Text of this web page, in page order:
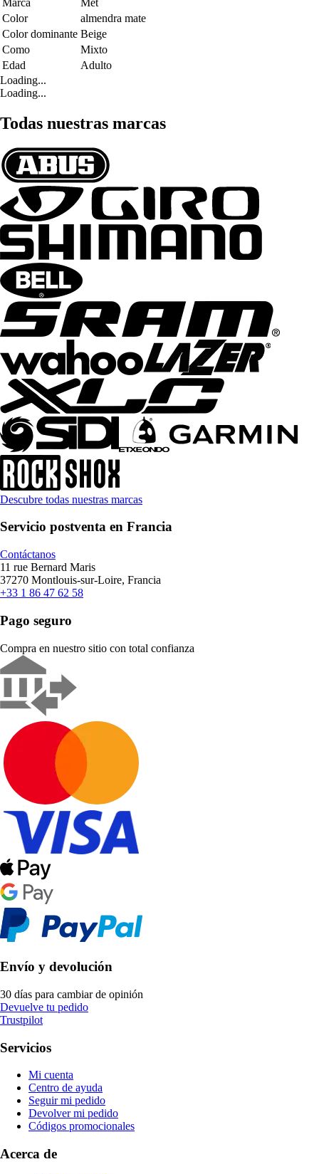
Marca
Met
Color
almendra mate
Color dominante Beige
Como
Mixto
Edad
Adulto
Loading...
Loading...
Todas nuestras marcas
Descubre todas nuestras marcas
Servicio postventa en Francia
Contáctanos
11 rue Bernard Maris
37270 Montlouis-sur-Loire, Francia
+33 1 86 47 62 58
Pago seguro
Compra en nuestro sitio con total confianza
Envío y devolución
30 días para cambiar de opinión
Devuelve tu pedido
Trustpilot
Servicios
Mi cuenta
Centro de ayuda
Seguir mi pedido
Devolver mi pedido
Códigos promocionales
Acerca de